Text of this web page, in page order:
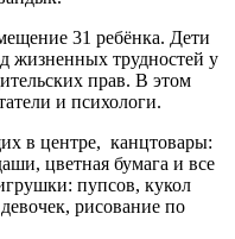
31 ребёнка. Дети
жизненных трудностей у
прав. В этом
и психологи.
в центре, канцтовары:
цветная бумага и все
пупсов, кукол
рисование по